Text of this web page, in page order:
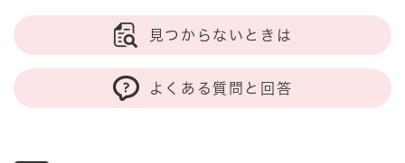
見つからないときは
よくある質問と回答